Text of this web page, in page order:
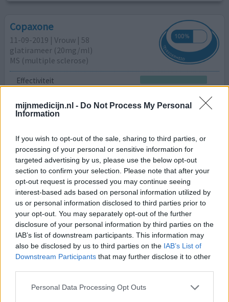
mijnmedicijn.nl - Do Not Process My Personal
Information
If you wish to opt-out of the sale, sharing to third parties, or
processing of your personal or sensitive information for
targeted advertising by us, please use the below opt-out
section to confirm your selection. Please note that after your
opt-out request is processed you may continue seeing
interest-based ads based on personal information utilized by
us or personal information disclosed to third parties prior to
your opt-out. You may separately opt-out of the further
disclosure of your personal information by third parties on the
IAB’s list of downstream participants. This information may
also be disclosed by us to third parties on the IAB’s List of
Downstream Participants that may further disclose it to other
Personal Data Processing Opt Outs
Copaxone
11-09-2019 | Vrouw | 58
glatirameer (20mg/ml)
MS (multiple sclerose)
Effectiviteit
12,5 jaar Copaxone gebruikt.Zeer tevreden,sinds een half
Mylan.Mijn vermoeidheidsklachten nemen weer toe.Ben
lusteloos en alles kost weer meer energie.Ben ik de
enigste die deze klachten heeft?
geef mening 0 reacties
Copaxone
14-02-2019 | Vrouw | 47
glatirameer (40mg/ml)
MS (multiple sclerose)
Hoeveelheid bijwerkingen